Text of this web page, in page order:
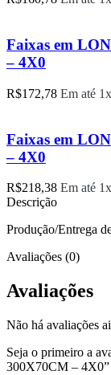
Faixas em
– 4X0
R$172,78 Em até
Faixas em
– 4X0
R$218,38 Em até
Descrição
Produção/Entrega
Avaliações (0)
Avaliações
Não há avaliações
Seja o primeiro a
300X70CM – 4X0”